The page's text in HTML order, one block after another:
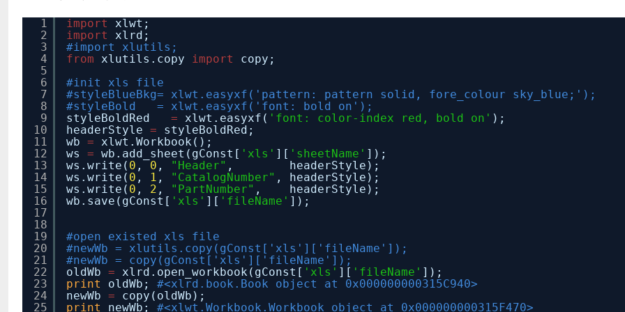
1
2
3
4
5
6
7
8
9
10
11
12
13
14
15
16
17
18
19
20
21
22
23
24
25
import
xlwt;
import
xlrd;
#import xlutils;
from
xlutils.copy import
copy;
#init xls file
#styleBlueBkg= xlwt.easyxf('pattern: pattern solid, fore_colour sky_blue;');
#styleBold = xlwt.easyxf('font: bold on');
styleBoldRed = xlwt.easyxf( 'font: color-index red, bold on' );
headerStyle =
styleBoldRed;
wb =
xlwt.Workbook();
ws = wb.add_sheet(gConst[ 'xls' ][ 'sheetName' ]);
ws.write( 0 , 0 , "Header" , headerStyle);
ws.write( 0 , 1 , "CatalogNumber" , headerStyle);
ws.write( 0 , 2 , "PartNumber" , headerStyle);
wb.save(gConst[ 'xls' ][ 'fileName' ]);
#open existed xls file
#newWb = xlutils.copy(gConst['xls']['fileName']);
#newWb = copy(gConst['xls']['fileName']);
oldWb = xlrd.open_workbook(gConst[ 'xls' ][ 'fileName' ]);
print
oldWb; #<xlrd.book.Book object at 0x000000000315C940>
newWb =
copy(oldWb);
print
newWb; #<xlwt.Workbook.Workbook object at 0x000000000315F470>